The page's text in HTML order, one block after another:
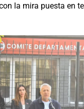
la mira puesta en